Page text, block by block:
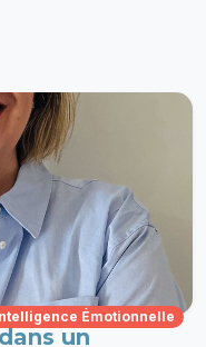
Émotionnelle
un